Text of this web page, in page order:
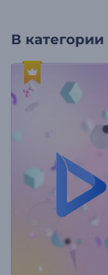
В категории